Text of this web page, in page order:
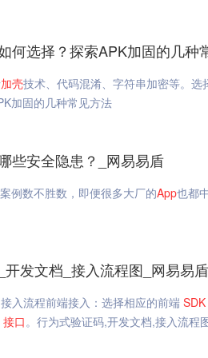
何选择？探索APK加固的几种
加壳技术、代码混淆、字符串加密等。
加固的几种常见方法
些安全隐患？_网易易盾
例数不胜数，即便很多大厂的App也都
发文档_接入流程图_网易易盾
入流程前端接入：选择相应的前端 SDK
接口。行为式验证码,开发文档,接入流程